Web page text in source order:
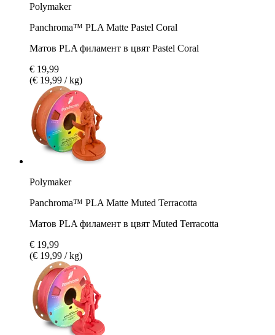
Polymaker
Panchroma™ PLA Matte Pastel Coral
Матов PLA филамент в цвят Pastel Coral
€ 19,99
(€ 19,99 / kg)
Polymaker
Panchroma™ PLA Matte Muted Terracotta
Матов PLA филамент в цвят Muted Terracotta
€ 19,99
(€ 19,99 / kg)